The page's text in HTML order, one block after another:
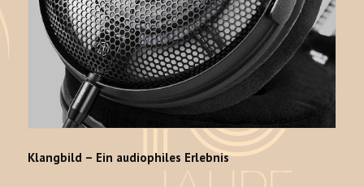
Klangbild – Ein audiophiles Erlebnis